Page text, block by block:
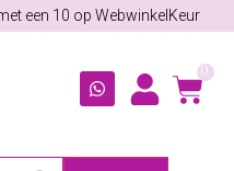
een 10 op WebwinkelKeur
0